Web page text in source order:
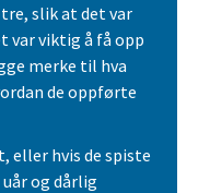
slik at det var
var viktig å få opp
merke til hva
de oppførte
eller hvis de spiste
og dårlig